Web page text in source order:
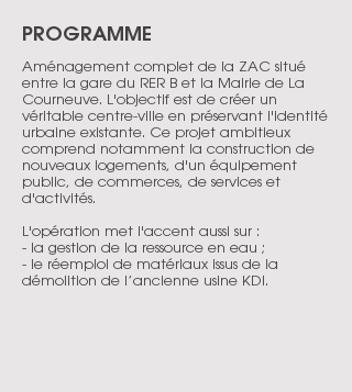
PROGRAMME
Aménagement complet de la ZAC situé
entre la gare du RER B et la Mairie de La
Courneuve. L'objectif est de créer un
véritable centre-ville en préservant l'identité
urbaine existante. Ce projet ambitieux
comprend notamment la construction de
nouveaux logements, d'un équipement
public, de commerces, de services et
d'activités.
L'opération met l'accent aussi sur :
- la gestion de la ressource en eau ;
- le réemploi de matériaux issus de la
démolition de l’ancienne usine KDI.